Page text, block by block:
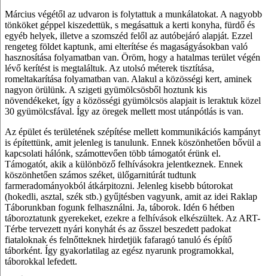
Március végétől az udvaron is folytattuk a munkálatokat. A nagyobb
tönköket géppel kiszedettük, s megásattuk a kerti konyha, fürdő és
egyéb helyek, illetve a szomszéd felől az autóbejáró alapját. Ezzel
rengeteg földet kaptunk, ami elterítése és magaságyásokban való
hasznosítása folyamatban van. Öröm, hogy a hatalmas terület végén
lévő kerítést is megtaláltuk. Az utolsó méterek tisztítása,
romeltakarítása folyamatban van. Alakul a közösségi kert, aminek
nagyon örülünk. A szigeti gyümölcsösből hoztunk kis
növendékeket, így a közösségi gyümölcsös alapjait is leraktuk közel
30 gyümölcsfával. Így az öregek mellett most utánpótlás is van.
Az épület és területének szépítése mellett kommunikációs kampányt
is építettünk, amit jelenleg is tanulunk. Ennek köszönhetően bővül a
kapcsolati hálónk, számottevően több támogatót érünk el.
Támogatót, akik a különböző felhívásokra jelentkeznek. Ennek
köszönhetően számos széket, ülőgarnitúrát tudtunk
farmeradományokból átkárpitozni. Jelenleg kisebb bútorokat
(hokedli, asztal, szék stb.) gyűjtésben vagyunk, amit az idei Raklap
Táborunkban fogunk felhasználni. Ja, táborok. Idén 6 hétben
táboroztatunk gyerekeket, ezekre a felhívások elkészültek. Az ART-
Térbe tervezett nyári konyhát és az ősszel beszedett padokat
fiataloknak és felnőtteknek hirdetjük fafaragó tanuló és építő
táborként. Így gyakorlatilag az egész nyarunk programokkal,
táborokkal lefedett.